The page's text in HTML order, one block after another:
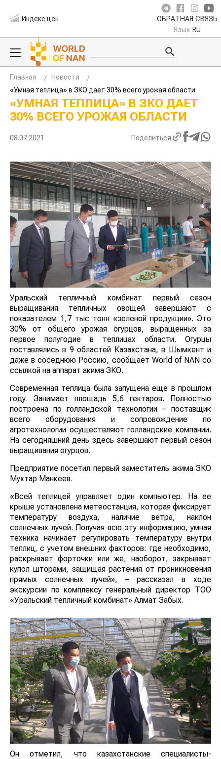
Индекс цен ОБРАТНАЯ СВЯЗЬ
Язык RU
Главная
Новости
«Умная теплица» в ЗКО дает 30% всего урожая области
«УМНАЯ ТЕПЛИЦА» В ЗКО ДАЕТ
30% ВСЕГО УРОЖАЯ ОБЛАСТИ
08.07.2021 Поделиться
Уральский тепличный комбинат первый сезон
выращивания тепличных овощей завершают с
показателем 1,7 тыс тонн «зеленой продукции». Это
30% от общего урожая огурцов, выращенных за
первое полугодие в теплицах области. Огурцы
поставлялись в 9 областей Казахстана, в Шымкент и
даже в соседнюю Россию, сообщает World of NAN со
ссылкой на аппарат акима ЗКО.
Современная теплица была запущена еще в прошлом
году. Занимает площадь 5,6 гектаров. Полностью
построена по голландской технологии – поставщик
всего оборудования и сопровождение по
агротехнологии осуществляют голландские компании.
На сегодняшний день здесь завершают первый сезон
выращивания огурцов.
Предприятие посетил первый заместитель акима ЗКО
Мухтар Манкеев.
«Всей теплицей управляет один компьютер. На ее
крыше установлена метеостанция, которая фиксирует
температуру воздуха, наличие ветра, наклон
солнечных лучей. Получая всю эту информацию, умная
техника начинает регулировать температуру внутри
теплиц, с учетом внешних факторов: где необходимо,
раскрывает форточки или же, наоборот, закрывает
купол шторами, защищая растения от проникновения
прямых солнечных лучей», – рассказал в ходе
экскурсии по комплексу генеральный директор ТОО
«Уральский тепличный комбинат» Алмат Забых.
Он отметил, что казахстанские специалисты-